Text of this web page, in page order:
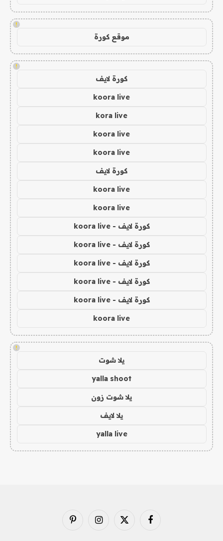
!
موقع كورة
!
كورة لايف
koora live
kora live
koora live
koora live
كورة لايف
koora live
koora live
كورة لايف - koora live
كورة لايف - koora live
كورة لايف - koora live
كورة لايف - koora live
كورة لايف - koora live
koora live
!
يلا شوت
yalla shoot
يلا شوت زون
يلا لايف
yalla live
فيسبوك X
الانستغرامبينتيريست